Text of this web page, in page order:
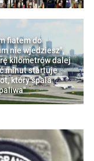
fiatem do
nie wjedziesz",
kilometrów dalej
minut startuje
który spala